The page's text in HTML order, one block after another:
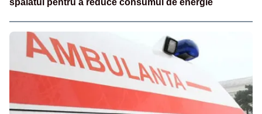
spălatul pentru a reduce consumul de energie